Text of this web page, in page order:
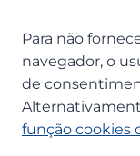
Para não
navegador, o
de
função cookies